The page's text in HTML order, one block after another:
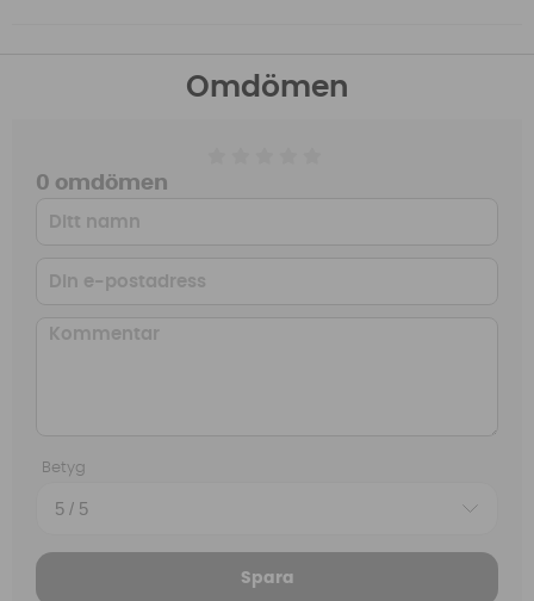
Omdömen
0 omdömen
Betyg
Spara